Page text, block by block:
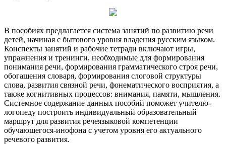
В пособиях предлагается система занятий по развитию речи
детей, начиная с бытового уровня владения русским языком.
Конспекты занятий и рабочие тетради включают игры,
упражнения и тренинги, необходимые для формирования
понимания речи, формирования грамматического строя речи,
обогащения словаря, формирования слоговой структуры
слова, развития связной речи, фонематического восприятия, а
также когнитивных процессов: внимания, памяти, мышления.
Системное содержание данных пособий поможет учителю-
логопеду построить индивидуальный образовательный
маршрут для развития речеязыковой компетенции
обучающегося-инофона с учетом уровня его актуального
речевого развития.